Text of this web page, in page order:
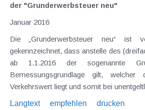
der "Grunderwerbsteuer neu"
Januar 2016
Die „Grunderwerbsteuer neu“ ist vor allem dadurch
gekennzeichnet, dass anstelle des (dreifachen)
ab 1.1.2016 der sogenannte Grundstückswert als
Bemessungsgrundlage gilt, welcher
Verkehrswert liegt und
Langtext
empfehlen drucken